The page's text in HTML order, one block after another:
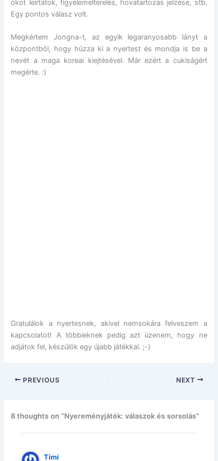
okot leírtátok, figyelemelterelés, hovatartozás jelzése, stb.
Egy pontos válasz volt.
Megkértem Jongna-t, az egyik legaranyosabb lányt a
központból, hogy húzza ki a nyertest és mondja is be a
nevét a maga koreai kiejtésével. Már ezért a cukiságért
megérte. :)
Gratulálok a nyertesnek, akivel nemsokára felveszem a
kapcsolatot! A többieknek pedig azt üzenem, hogy ne
adjátok fel, készülök egy újabb játékkal. ;-)
PREVIOUS NEXT
8 thoughts on “Nyereményjáték: válaszok és sorsolás”
Timi